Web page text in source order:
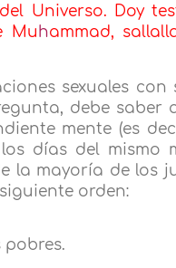
Universo. Doy
Muhammad,
sexuales
debe
mente (es
días del mismo
la mayoría de los
orden: